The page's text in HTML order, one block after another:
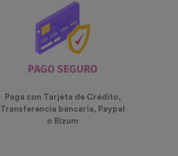
PAGO SEGURO
Paga con Tarjeta de Crédito,
Transferencia bancaria, Paypal
o Bizum